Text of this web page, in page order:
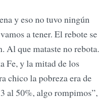
y eso no tuvo ningún
a tener. El rebote se
Al que mataste no rebota.
Fe, y la mitad de los
chico la pobreza era de
al 50%, algo rompimos”,